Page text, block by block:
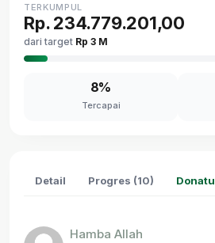
TERKUMPUL
Rp. 234.779.201,00
dari target Rp 3 M
8%
Tercapai
Detail Progres (10)
Hamba Allah